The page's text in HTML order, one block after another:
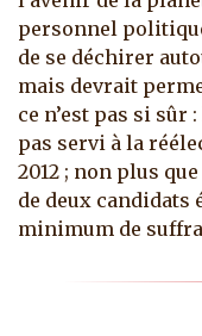
personnel
de se déchirer
mais devrait
ce n’est pas si sûr
pas servi à la
2012 ; non plus
de deux candidats
minimum de